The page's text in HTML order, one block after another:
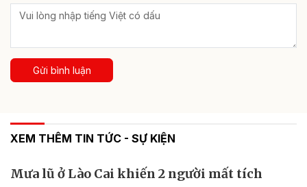
Gửi bình luận
XEM THÊM TIN TỨC - SỰ KIỆN
Mưa lũ ở Lào Cai khiến 2 người mất tích